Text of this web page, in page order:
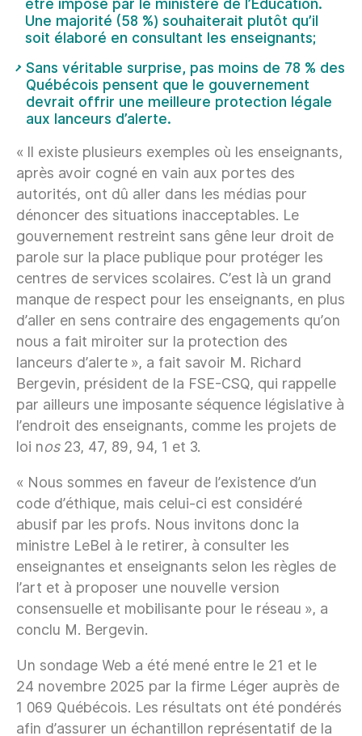
Une majorité (58 %) souhaiterait plutôt qu’il
soit élaboré en consultant les enseignants;
Sans véritable surprise, pas moins de 78 % des
Québécois pensent que le gouvernement
devrait offrir une meilleure protection légale
aux lanceurs d’alerte.
« Il existe plusieurs exemples où les enseignants,
après avoir cogné en vain aux portes des
autorités, ont dû aller dans les médias pour
dénoncer des situations inacceptables. Le
gouvernement restreint sans gêne leur droit de
parole sur la place publique pour protéger les
centres de services scolaires. C’est là un grand
manque de respect pour les enseignants, en plus
d’aller en sens contraire des engagements qu’on
nous a fait miroiter sur la protection des
lanceurs d’alerte », a fait savoir M. Richard
Bergevin, président de la FSE-CSQ, qui rappelle
par ailleurs une imposante séquence législative à
l’endroit des enseignants, comme les projets de
loi nos23, 47, 89, 94, 1 et 3.
« Nous sommes en faveur de l’existence d’un
code d’éthique, mais celui-ci est considéré
abusif par les profs. Nous invitons donc la
ministre LeBel à le retirer, à consulter les
enseignantes et enseignants selon les règles de
l’art et à proposer une nouvelle version
consensuelle et mobilisante pour le réseau », a
conclu M. Bergevin.
Un sondage Web a été mené entre le 21 et le
24 novembre 2025 par la firme Léger auprès de
1 069 Québécois. Les résultats ont été pondérés
afin d’assurer un échantillon représentatif de la